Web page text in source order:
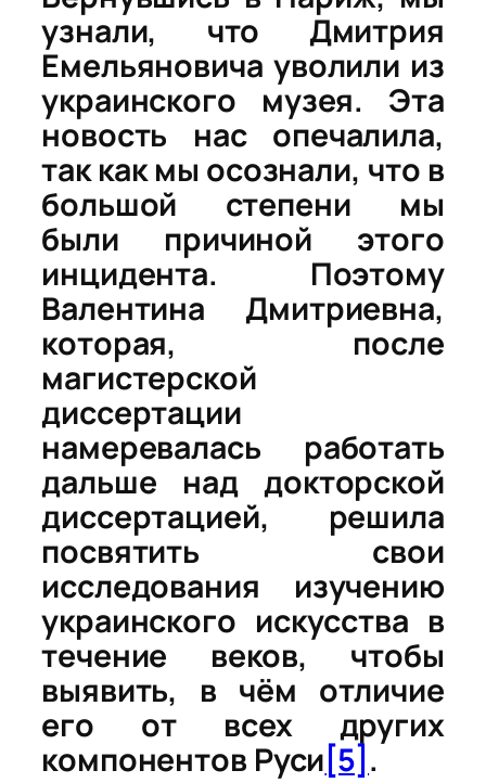
узнали, что Дмитрия
Емельяновича уволили из
украинского музея. Эта
новость нас опечалила,
так как мы осознали, что в
большой степени мы
были причиной этого
инцидента. Поэтому
Валентина Дмитриевна,
которая, после
магистерской
диссертации
намеревалась работать
дальше над докторской
диссертацией, решила
посвятить свои
исследования изучению
украинского искусства в
течение веков, чтобы
выявить, в чём отличие
его от всех других
компонентов Руси [5] .